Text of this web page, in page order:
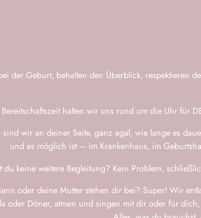
der Geburt, behalten den Überblick, respektieren
halten wir uns rund um die Uhr für
wir an deiner Seite, ganz egal, wie lange es
und es möglich ist – im Krankenhaus, im
du keine weitere Begleitung? Kein Problem,
oder deine Mutter stehen dir bei? Super! Wir
oder Döner, atmen und singen mit dir oder für